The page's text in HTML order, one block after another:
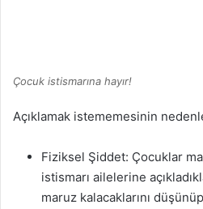
Çocuk istismarına hayır!
Açıklamak istememesinin
Fiziksel Şiddet: Çocuklar
istismarı ailelerine
maruz kalacaklarını